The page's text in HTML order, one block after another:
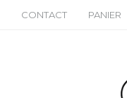
CONTACT PANIER